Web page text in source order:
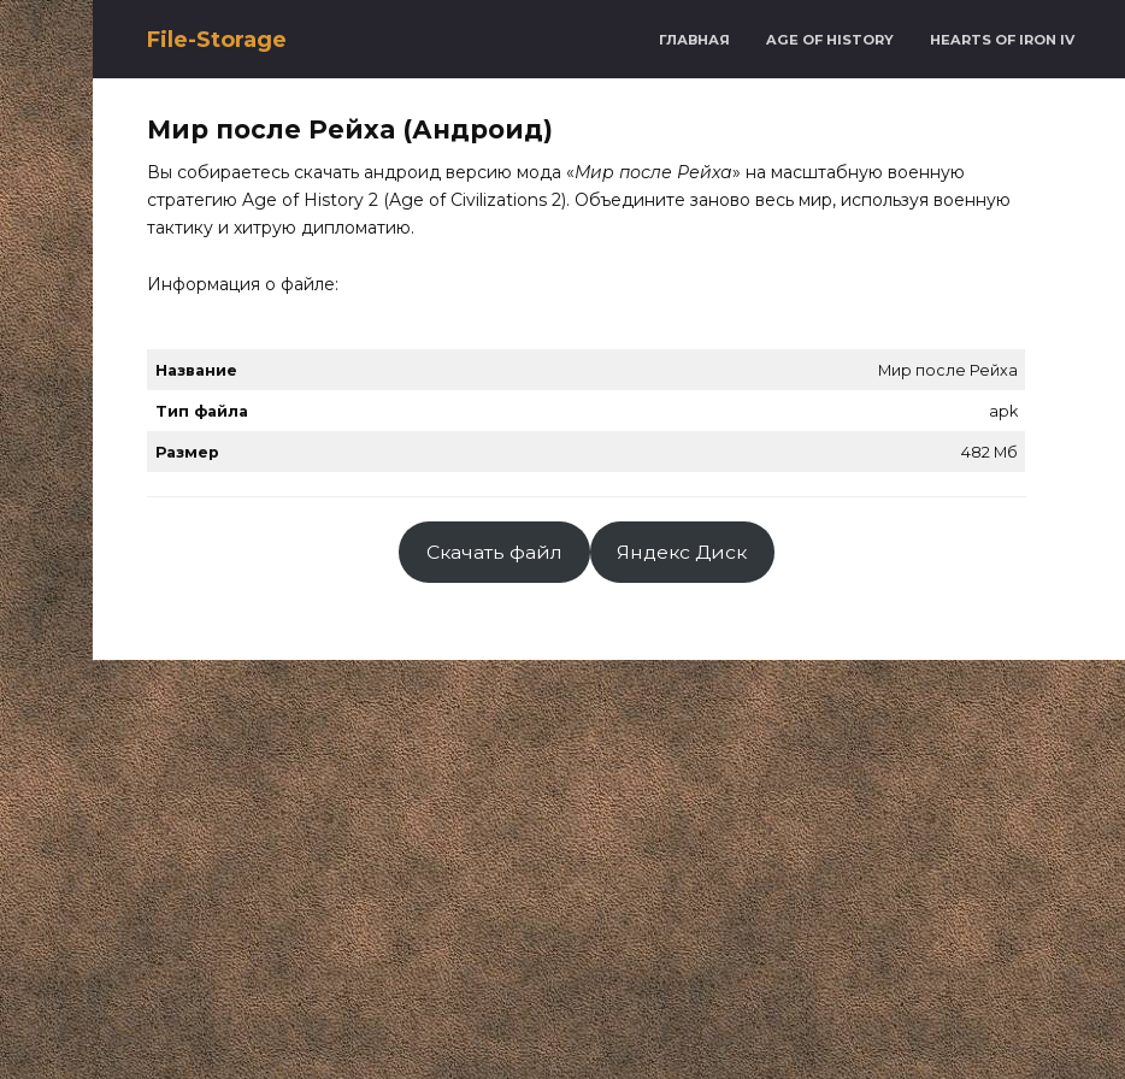
Перейти
к
содержанию
File-Storage ГЛАВНАЯ AGE OF HISTORY HEARTS OF IRON IV
Мир после Рейха (Андроид)
Вы собираетесь скачать андроид версию мода «Мир после Рейха» на масштабную военную
стратегию Age of History 2 (Age of Civilizations 2). Объедините заново весь мир, используя военную
тактику и хитрую дипломатию.
Информация о файле:
Название Мир после Рейха
Тип файла apk
Размер 482 Мб
Скачать файл Яндекс Диск